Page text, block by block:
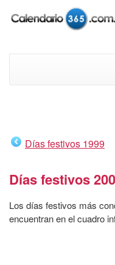
Días festivos 1999
Días festivos
Los días festivos más
encuentran en el cuadro